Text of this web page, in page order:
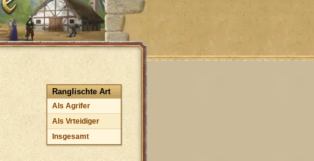
Ranglischte Art
Als Agrifer
Als Vrteidiger
Insgesamt